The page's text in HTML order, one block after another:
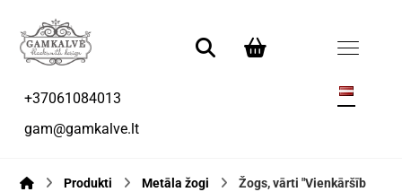
+37061084013
gam@gamkalve.lt
Produkti Metāla žogi
Žogs, vārti "Vienkāršīb